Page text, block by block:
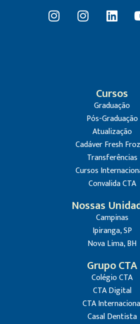
Cursos
Graduação
Pós-Graduação
Atualização
Cadáver Fresh
Transferências
Cursos
Convalida CTA
Nossas
Campinas
Ipiranga, SP
Nova Lima, BH
Grupo CTA
Colégio CTA
CTA Digital
CTA
Casal Dentista